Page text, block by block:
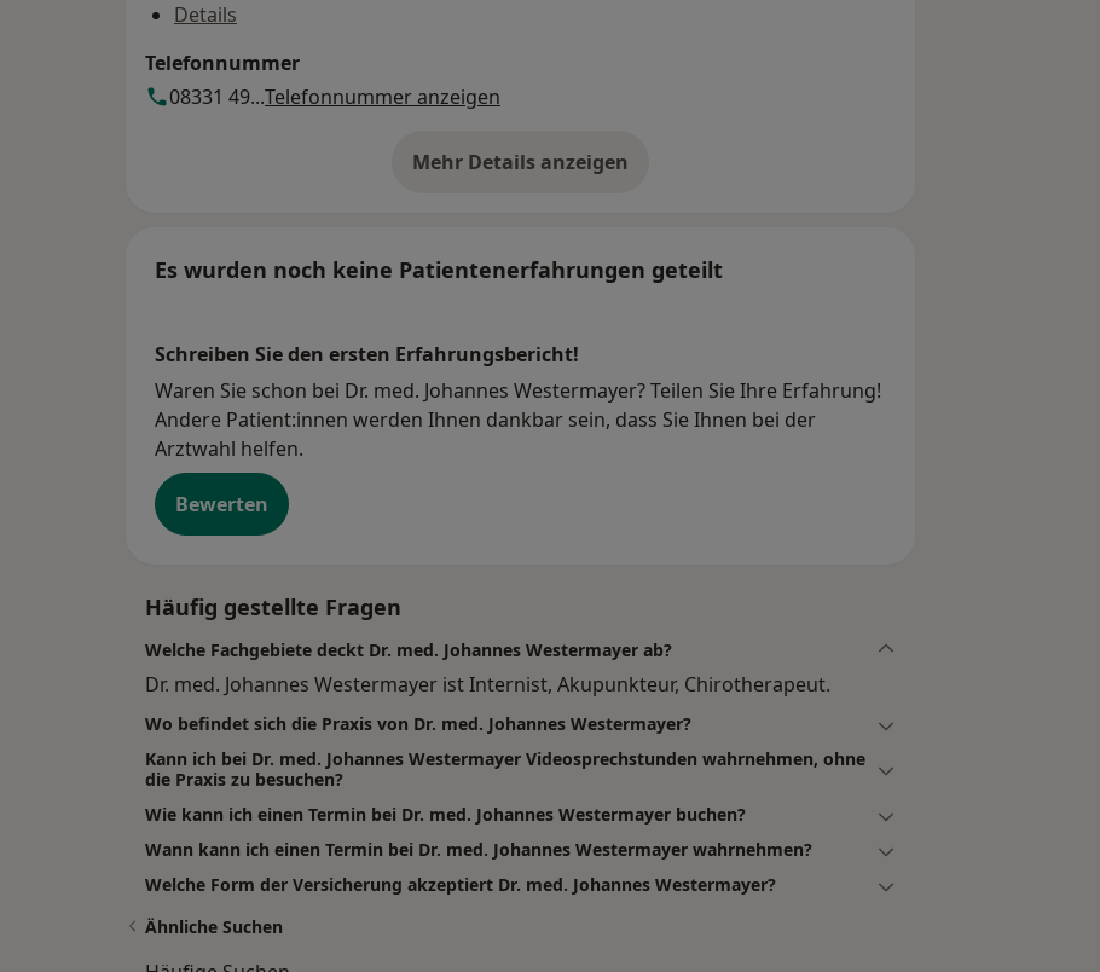
Details
Telefonnummer
08331 49...Telefonnummer anzeigen
Mehr Details anzeigen
über die Adresse
Es wurden noch keine Patientenerfahrungen geteilt
Schreiben Sie den ersten Erfahrungsbericht!
Waren Sie schon bei Dr. med. Johannes Westermayer? Teilen Sie Ihre Erfahrung!
Andere Patient:innen werden Ihnen dankbar sein, dass Sie Ihnen bei der
Arztwahl helfen.
Bewerten
Häufig gestellte Fragen
Welche Fachgebiete deckt Dr. med. Johannes Westermayer ab?
Dr. med. Johannes Westermayer ist Internist, Akupunkteur, Chirotherapeut.
Wo befindet sich die Praxis von Dr. med. Johannes Westermayer?
Kann ich bei Dr. med. Johannes Westermayer Videosprechstunden wahrnehmen, ohne
die Praxis zu besuchen?
Wie kann ich einen Termin bei Dr. med. Johannes Westermayer buchen?
Wann kann ich einen Termin bei Dr. med. Johannes Westermayer wahrnehmen?
Welche Form der Versicherung akzeptiert Dr. med. Johannes Westermayer?
Ähnliche Suchen